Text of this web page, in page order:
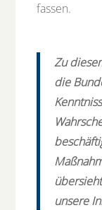
fassen.
Zu
die
unsere